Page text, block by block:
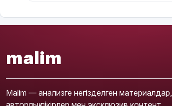
malim
Malim — анализге негізделген материалдар,